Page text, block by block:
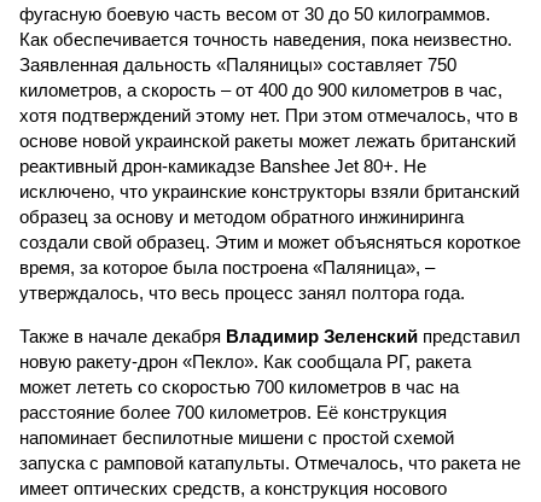
фугасную боевую часть весом от 30 до 50 килограммов.
Как обеспечивается точность наведения, пока неизвестно.
Заявленная дальность «Паляницы» составляет 750
километров, а скорость – от 400 до 900 километров в час,
хотя подтверждений этому нет. При этом отмечалось, что в
основе новой украинской ракеты может лежать британский
реактивный дрон-камикадзе Banshee Jet 80+. Не
исключено, что украинские конструкторы взяли британский
образец за основу и методом обратного инжиниринга
создали свой образец. Этим и может объясняться короткое
время, за которое была построена «Паляница», –
утверждалось, что весь процесс занял полтора года.
Также в начале декабря Владимир Зеленский представил
новую ракету-дрон «Пекло». Как сообщала РГ, ракета
может лететь со скоростью 700 километров в час на
расстояние более 700 километров. Её конструкция
напоминает беспилотные мишени с простой схемой
запуска с рамповой катапульты. Отмечалось, что ракета не
имеет оптических средств, а конструкция носового